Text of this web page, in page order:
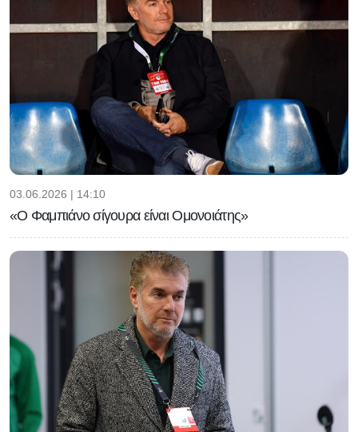
03.06.2026 | 14:10
«Ο Φαμπιάνο σίγουρα είναι Ομονοιάτης»